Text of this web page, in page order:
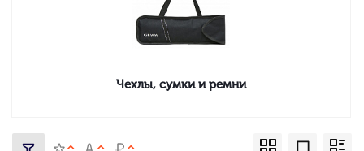
Чехлы, сумки и ремни